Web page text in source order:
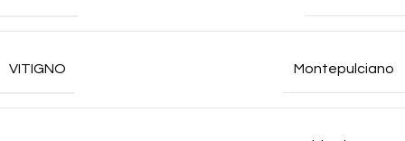
VITIGNO Montepulciano